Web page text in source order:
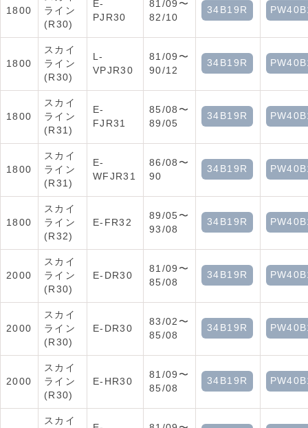
1800
ライン
(R30)
E-
PJR30
81/09〜
82/10
34B19R
1800
スカイ
ライン
(R30)
L-
VPJR30
81/09〜
90/12
34B19R
1800
スカイ
ライン
(R31)
E-
FJR31
85/08〜
89/05
34B19R
1800
スカイ
ライン
(R31)
E-
WFJR31
86/08〜
90
34B19R
1800
スカイ
ライン
(R32)
E-FR32
89/05〜
93/08
34B19R
2000
スカイ
ライン
(R30)
E-DR30
81/09〜
85/08
34B19R
2000
スカイ
ライン
(R30)
E-DR30
83/02〜
85/08
34B19R
2000
スカイ
ライン
(R30)
E-HR30
81/09〜
85/08
34B19R
スカイ